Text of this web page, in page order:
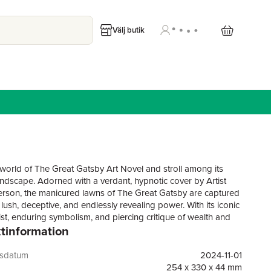
Välj butik
of The Great Gatsby Art Novel and stroll among its
Adorned with a verdant, hypnotic cover by Artist
the manicured lawns of The Great Gatsby are captured
deceptive, and endlessly revealing power. With its iconic
enduring symbolism, and piercing critique of wealth and
Scott Fitzgerald’s luminous tale of love, excess, and identity
is recast as both man and myth, dreamer, and symbol.
of the novel’s original 1925 publication is preserved and
2024-11-01
254 x 330 x 44 mm